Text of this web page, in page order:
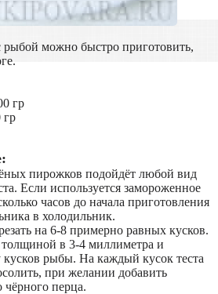
можно быстро приготовить,
гр
пирожков подойдёт любой вид
Если используется замороженное
часов до начала приготовления
в холодильник.
на 6-8 примерно равных кусков.
толщиной в 3-4 миллиметра и
кусков рыбы. На каждый кусок теста
при желании добавить
чёрного перца.